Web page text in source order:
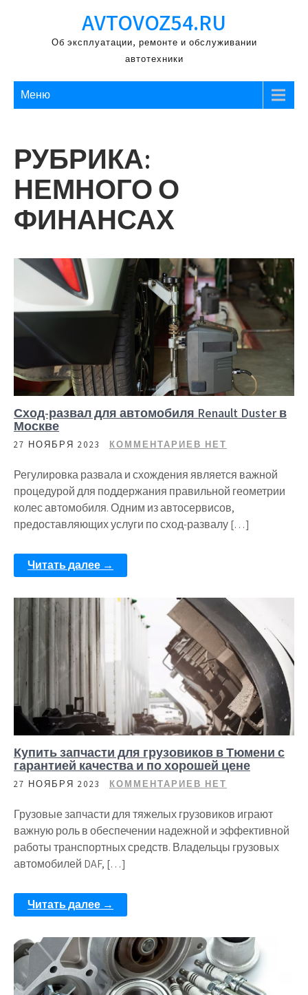
содержимому
AVTOVOZ54.RU
Об эксплуатации, ремонте и обслуживании
автотехники
Меню
РУБРИКА:
НЕМНОГО О
ФИНАНСАХ
Сход-развал для автомобиля Renault Duster в
Москве
27 НОЯБРЯ 2023 КОММЕНТАРИЕВ НЕТ
Регулировка развала и схождения является важной
процедурой для поддержания правильной геометрии
колес автомобиля. Одним из автосервисов,
предоставляющих услуги по сход-развалу […]
Читать далее →
Купить запчасти для грузовиков в Тюмени с
гарантией качества и по хорошей цене
27 НОЯБРЯ 2023 КОММЕНТАРИЕВ НЕТ
Грузовые запчасти для тяжелых грузовиков играют
важную роль в обеспечении надежной и эффективной
работы транспортных средств. Владельцы грузовых
автомобилей DAF, […]
Читать далее →